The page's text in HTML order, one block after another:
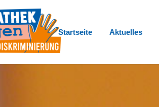
Startseite Aktuelles